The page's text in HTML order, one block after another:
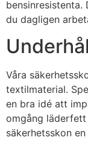
bensinresistenta.
du dagligen
Våra
textilmaterial.
en bra idé att
omgång läderfett
säkerhetsskon